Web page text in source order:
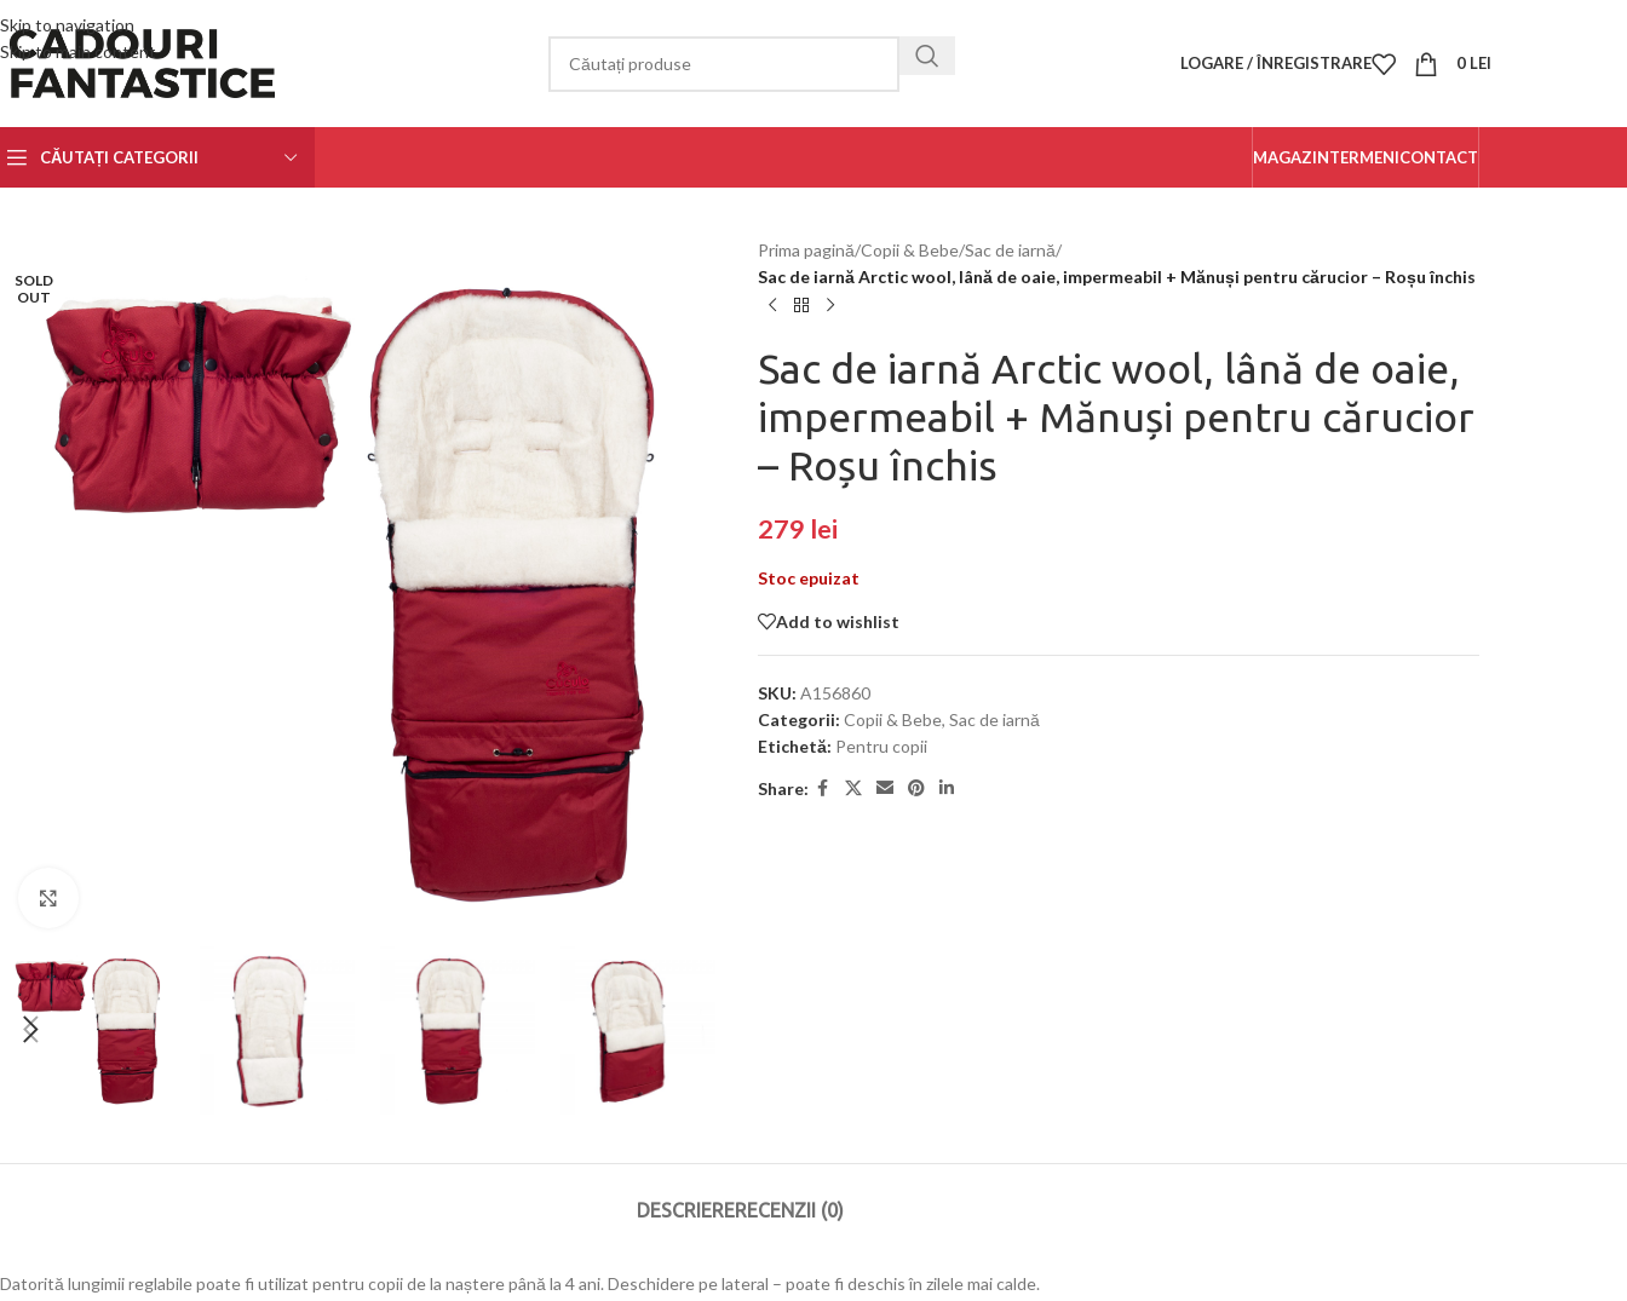
Skip to navigation
Skip to main content
LOGARE / ÎNREGISTRARE 0 LEI
CĂUTAȚI CATEGORII MAGAZINTERMENICONTACT
SOLD
OUT
Prima pagină/Copii & Bebe/Sac de iarnă/
Sac de iarnă Arctic wool, lână de oaie, impermeabil + Mănuși pentru cărucior – Roșu închis
Sac de iarnă Arctic wool, lână de oaie,
impermeabil + Mănuși pentru cărucior
– Roșu închis
279 lei
Stoc epuizat
Add to wishlist
SKU: A156860
Categorii: Copii & Bebe, Sac de iarnă
Etichetă: Pentru copii
Share:
DESCRIERERECENZII (0)
Datorită lungimii reglabile poate fi utilizat pentru copii de la naștere până la 4 ani. Deschidere pe lateral – poate fi deschis în zilele mai calde.